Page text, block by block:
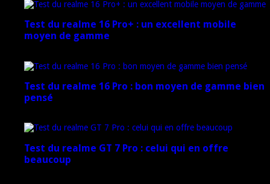
Test du realme 16 Pro+ : un excellent mobile
moyen de gamme
Test du realme 16 Pro : bon moyen de gamme bien
pensé
Test du realme GT 7 Pro : celui qui en offre
beaucoup